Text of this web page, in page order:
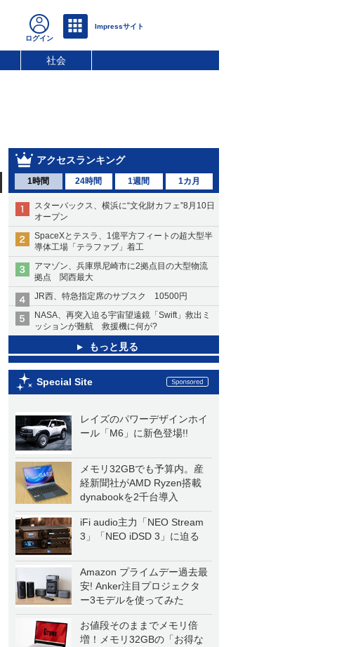
社会
アクセスランキング
1時間 24時間 1週間 1カ月
スターバックス、横浜に“文化財カフェ”8月10日
オープン
SpaceXとテスラ、1億平方フィートの超大型半
導体工場「テラファブ」着工
アマゾン、兵庫県尼崎市に2拠点目の大型物流
拠点 関西最大
JR西、特急指定席のサブスク 10500円
NASA、再突入迫る宇宙望遠鏡「Swift」救出ミ
ッションが難航 救援機に何が?
もっと見る
Special Site
レイズのパワーデザインホイ
ール「M6」に新色登場!!
メモリ32GBでも予算内。産
経新聞社がAMD Ryzen搭載
dynabookを2千台導入
iFi audio主力「NEO Stream
3」「NEO iDSD 3」に迫る
Amazon プライムデー過去最
安! Anker注目プロジェクタ
ー3モデルを使ってみた
お値段そのままでメモリ倍
増！メモリ32GBの「お得な